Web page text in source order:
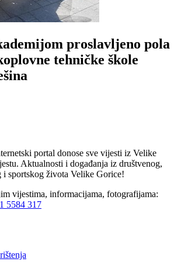
proslavljeno pola
tehničke škole
portal donose sve vijesti iz Velike
Aktualnosti i događanja iz društvenog,
sportskog života Velike Gorice!
vijestima, informacijama, fotografijama:
5584 317